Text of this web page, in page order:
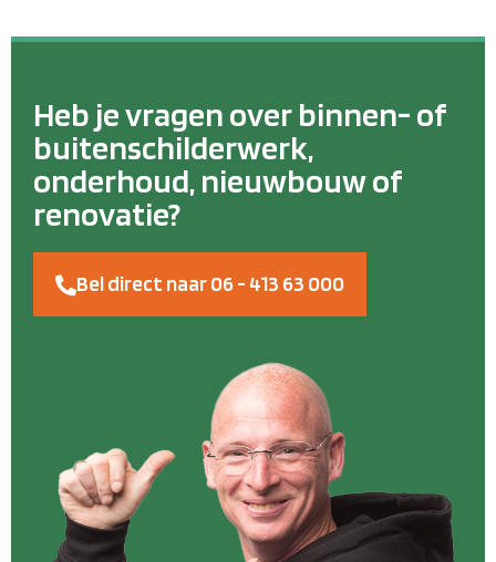
Heb je vragen over binnen- of
buitenschilderwerk,
onderhoud, nieuwbouw of
renovatie?
Bel direct naar 06 - 413 63 000